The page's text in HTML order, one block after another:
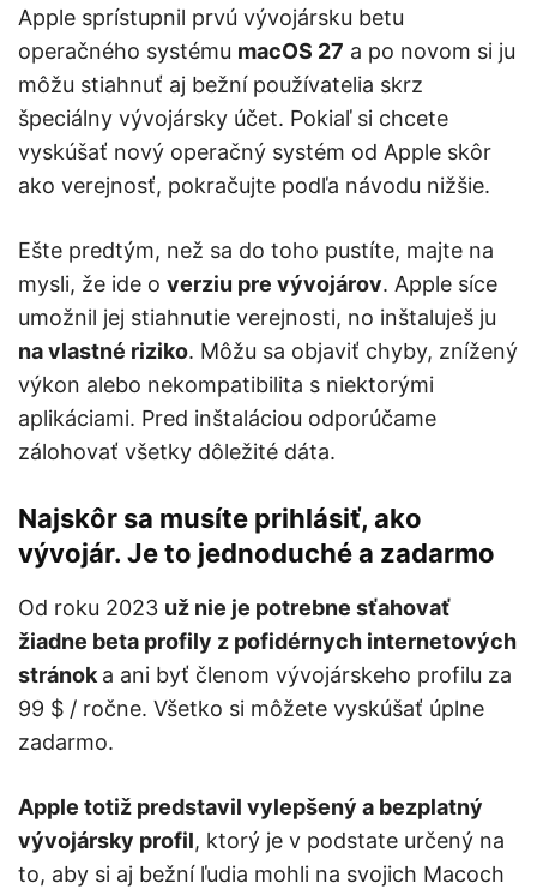
Apple sprístupnil prvú vývojársku betu
operačného systému macOS 27 a po novom si ju
môžu stiahnuť aj bežní používatelia skrz
špeciálny vývojársky účet. Pokiaľ si chcete
vyskúšať nový operačný systém od Apple skôr
ako verejnosť, pokračujte podľa návodu nižšie.
Ešte predtým, než sa do toho pustíte, majte na
mysli, že ide o verziu pre vývojárov. Apple síce
umožnil jej stiahnutie verejnosti, no inštaluješ ju
na vlastné riziko. Môžu sa objaviť chyby, znížený
výkon alebo nekompatibilita s niektorými
aplikáciami. Pred inštaláciou odporúčame
zálohovať všetky dôležité dáta.
Najskôr sa musíte prihlásiť, ako
vývojár. Je to jednoduché a zadarmo
Od roku 2023 už nie je potrebne sťahovať
žiadne beta profily z pofidérnych internetových
stránoka ani byť členom vývojárskeho profilu za
99 $ / ročne. Všetko si môžete vyskúšať úplne
zadarmo.
Apple totiž predstavil vylepšený a bezplatný
vývojársky profil, ktorý je v podstate určený na
to, aby si aj bežní ľudia mohli na svojich Macoch